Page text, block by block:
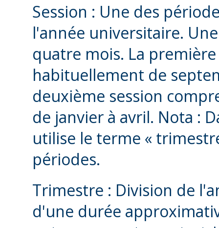
Session : Une des
l'année universitaire.
quatre mois. La
habituellement de
deuxième session
de janvier à avril. Nota :
utilise le terme «
périodes.
Trimestre : Division de
d'une durée